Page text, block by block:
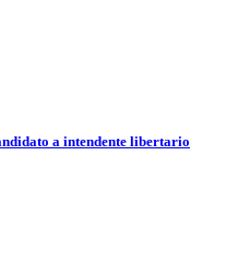
a intendente libertario